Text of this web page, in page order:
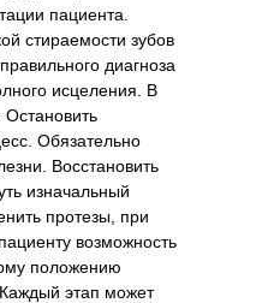
пациента.
стираемости зубов
диагноза
исцеления. В
Обязательно
Восстановить
изначальный
протезы, при
возможность
положению
этап может